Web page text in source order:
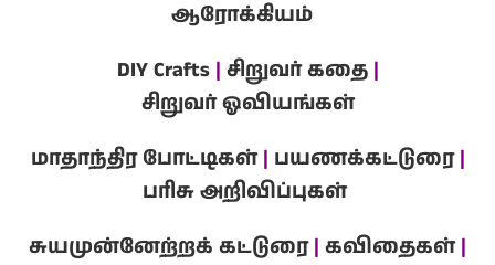
ஆரோக்கியம்
DIY Crafts | சிறுவர் கதை |
சிறுவர் ஓவியங்கள்
மாதாந்திர போட்டிகள்| பயணக்கட்டுரை|
பரிசு அறிவிப்புகள்
சுயமுன்னேற்றக் கட்டுரை| கவிதைகள்|